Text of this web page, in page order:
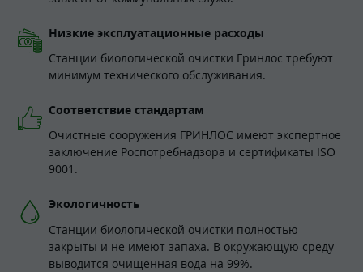
Низкие эксплуатационные расходы
Станции биологической очистки Гринлос требуют
минимум технического обслуживания.
Соответствие стандартам
Очистные сооружения ГРИНЛОС имеют экспертное
заключение Роспотребнадзора и сертификаты ISO
9001.
Экологичность
Станции биологической очистки полностью
закрыты и не имеют запаха. В окружающую среду
выводится очищенная вода на 99%.